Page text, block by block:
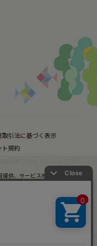
取引法に基づく表示
ト規約
けオンラインショップ
供、サービス改善のための分
用にご同意いただいたものとみ